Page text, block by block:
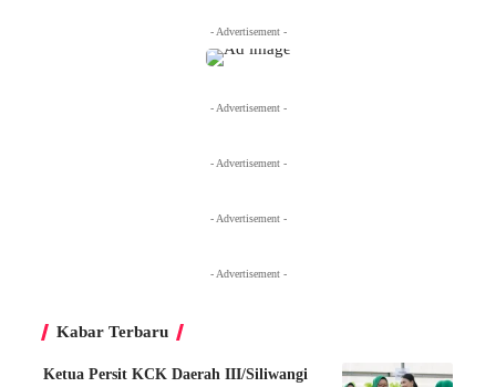
- Advertisement -
- Advertisement -
- Advertisement -
- Advertisement -
- Advertisement -
Kabar Terbaru
Ketua Persit KCK Daerah III/Siliwangi